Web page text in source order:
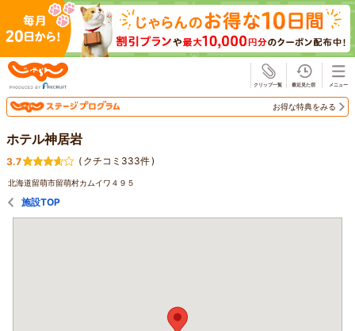
お得な特典をみる
ホテル神居岩
3.7 ( クチコミ333件)
北海道留萌市留萌村カムイワ４９５
施設TOP